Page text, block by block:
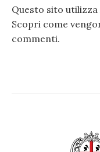
Questo sito
Scopri come
commenti.